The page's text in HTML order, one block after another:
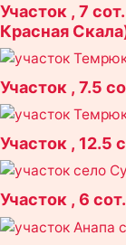
Участок , 7
Красная
Участок , 7.5
Участок , 12.5
Участок , 6